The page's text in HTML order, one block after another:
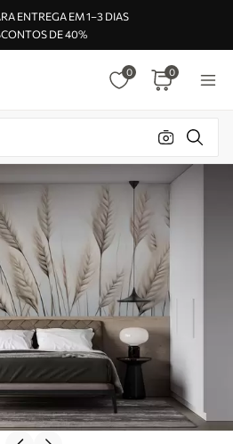
ENTREGA EM 1–3 DIAS
DE 40%
0 0